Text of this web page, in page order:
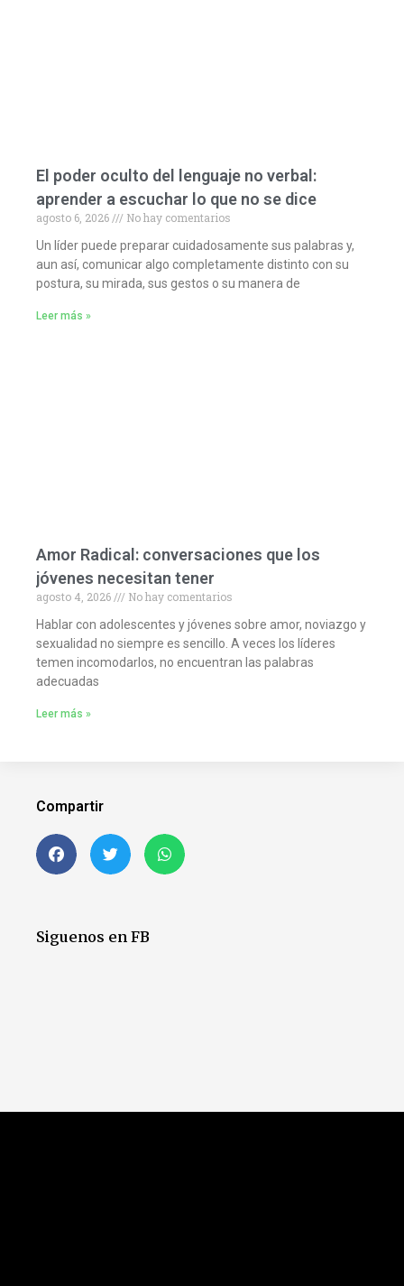
El poder oculto del lenguaje no verbal:
aprender a escuchar lo que no se dice
agosto 6, 2026
No hay comentarios
Un líder puede preparar cuidadosamente sus palabras y,
aun así, comunicar algo completamente distinto con su
postura, su mirada, sus gestos o su manera de
Leer más »
Amor Radical: conversaciones que los
jóvenes necesitan tener
agosto 4, 2026
No hay comentarios
Hablar con adolescentes y jóvenes sobre amor, noviazgo y
sexualidad no siempre es sencillo. A veces los líderes
temen incomodarlos, no encuentran las palabras
adecuadas
Leer más »
Compartir
Siguenos en FB